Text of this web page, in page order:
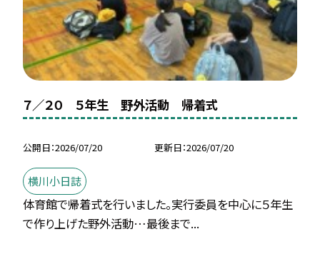
７／２０ ５年生 野外活動 帰着式
公開日 2026/07/20 更新日 2026/07/20
横川小日誌
体育館で帰着式を行いました。実行委員を中心に５年生
で作り上げた野外活動…最後まで...